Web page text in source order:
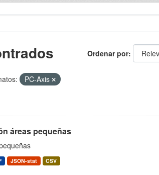
Ordenar por
PC-Axis
áreas pequeñas
JSON-stat CSV